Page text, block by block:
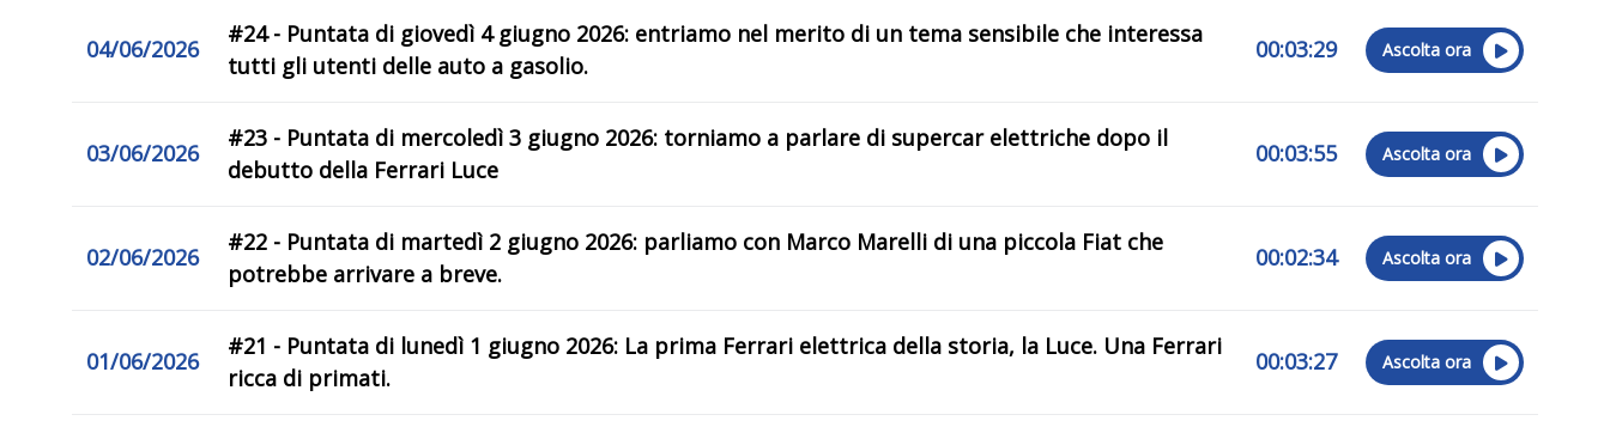
04/06/2026
#24 - Puntata di giovedì 4 giugno 2026: entriamo nel merito di un tema sensibile che interessa
tutti gli utenti delle auto a gasolio.
00:03:29 Ascolta ora
03/06/2026
#23 - Puntata di mercoledì 3 giugno 2026: torniamo a parlare di supercar elettriche dopo il
debutto della Ferrari Luce
00:03:55 Ascolta ora
02/06/2026
#22 - Puntata di martedì 2 giugno 2026: parliamo con Marco Marelli di una piccola Fiat che
potrebbe arrivare a breve.
00:02:34 Ascolta ora
01/06/2026
#21 - Puntata di lunedì 1 giugno 2026: La prima Ferrari elettrica della storia, la Luce. Una Ferrari
ricca di primati.
00:03:27 Ascolta ora